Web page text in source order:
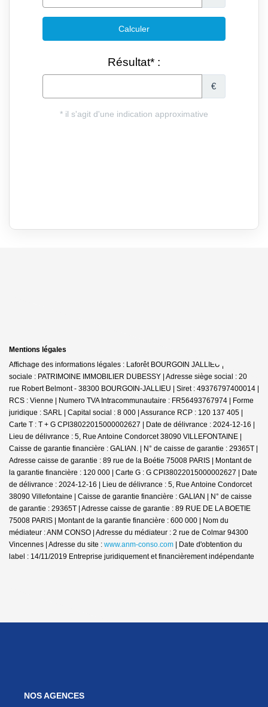
Mentions légales
Affichage des informations légales : Laforêt BOURGOIN JALLIEU | Raison
sociale : PATRIMOINE IMMOBILIER DUBESSY | Adresse siège social : 20
rue Robert Belmont - 38300 BOURGOIN-JALLIEU | Siret : 49376797400014 |
RCS : Vienne | Numero TVA Intracommunautaire : FR56493767974 | Forme
juridique : SARL | Capital social : 8 000 | Assurance RCP : 120 137 405 |
Carte T : T + G CPI38022015000002627 | Date de délivrance : 2024-12-16 |
Lieu de délivrance : 5, Rue Antoine Condorcet 38090 VILLEFONTAINE |
Caisse de garantie financière : GALIAN. | N° de caisse de garantie : 29365T |
Adresse caisse de garantie : 89 rue de la Boétie 75008 PARIS | Montant de
la garantie financière : 120 000 | Carte G : G CPI38022015000002627 | Date
de délivrance : 2024-12-16 | Lieu de délivrance : 5, Rue Antoine Condorcet
38090 Villefontaine | Caisse de garantie financière : GALIAN | N° de caisse
de garantie : 29365T | Adresse caisse de garantie : 89 RUE DE LA BOETIE
75008 PARIS | Montant de la garantie financière : 600 000 | Nom du
médiateur : ANM CONSO | Adresse du médiateur : 2 rue de Colmar 94300
Vincennes | Adresse du site : www.anm-conso.com | Date d'obtention du
label : 14/11/2019 Entreprise juridiquement et financièrement indépendante
NOS AGENCES